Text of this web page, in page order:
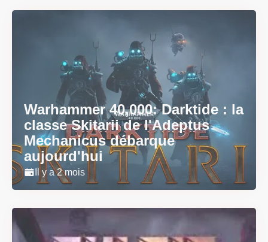
Warhammer 40,000: Darktide : la
classe Skitarii de l'Adeptus
Mechanicus débarque
aujourd'hui
Il y a 2 mois